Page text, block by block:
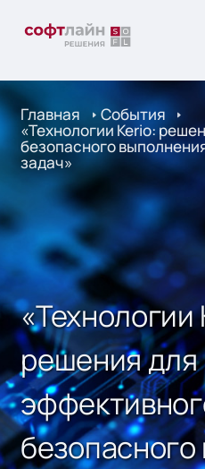
Главная События
«Технологии Kerio:
безопасного
задач»
«Технологии
решения для